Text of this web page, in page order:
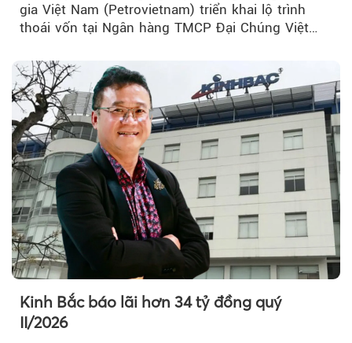
gia Việt Nam (Petrovietnam) triển khai lộ trình
thoái vốn tại Ngân hàng TMCP Đại Chúng Việt
Kinh Bắc báo lãi hơn 34 tỷ đồng quý
II/2026